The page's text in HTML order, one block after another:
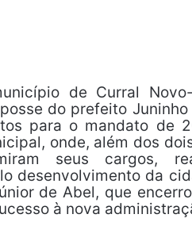
de Curral
do prefeito
para o mandato de
onde, além dos
seus cargos,
desenvolvimento da
de Abel, que
à nova